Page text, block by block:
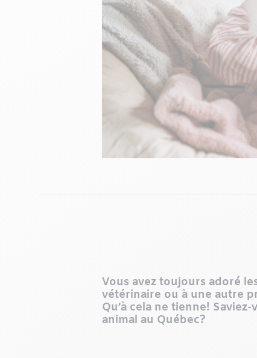
Vous avez toujours adoré
vétérinaire ou à une autre
Qu’à cela ne tienne!
animal au Québec?